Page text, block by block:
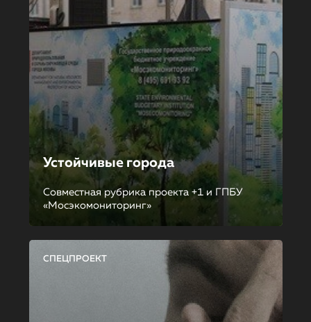
Устойчивые города
Совместная рубрика проекта +1 и ГПБУ
«Мосэкомониторинг»
СПЕЦПРОЕКТ